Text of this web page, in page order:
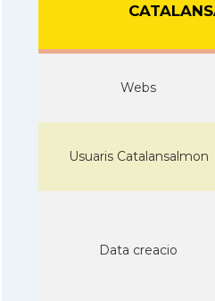
Webs
Usuaris Catalansalmon
Data creacio